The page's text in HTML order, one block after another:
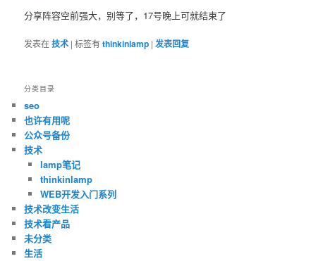
分享阵容空前强大，别等了，17号晚上可就结束了
发表在技术 |标签有thinkinlamp |发表回复
分类目录
seo
也许有用呢
公众号备份
技术
lamp笔记
thinkinlamp
WEB开发入门系列
技术改变生活
技术看产品
未分类
生活